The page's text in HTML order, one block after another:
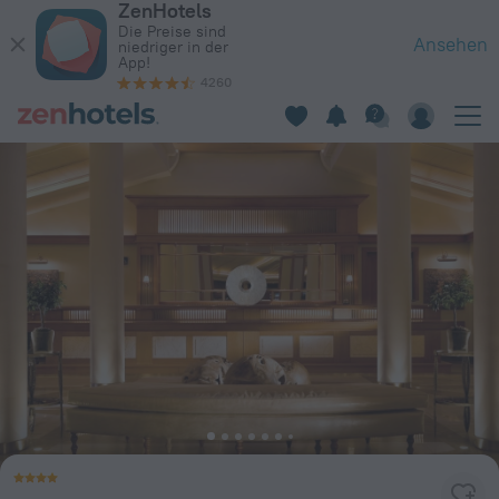
ZenHotels
Die Preise sind
niedriger in der
App!
4260
Ansehen
Sani Resort in Sani — Jetzt auf ZenHotels.com buchen